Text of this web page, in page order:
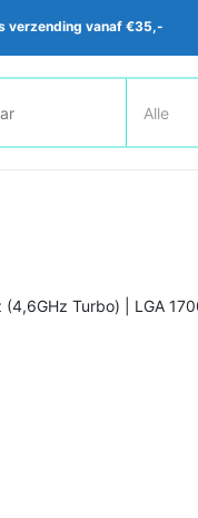
verzending vanaf €35,-
Turbo) | LGA